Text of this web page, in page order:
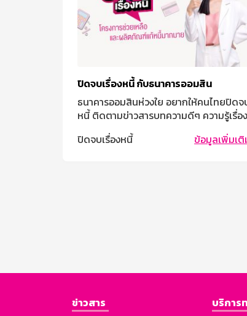
ปิดจบเรื่องหนี้ กับธนาคารออมสิน
ธนาคารออมสินห่วงใย อยากให้คนไทยปิดจ
หนี้ ติดตามข่าวสารบทความดีๆ ความรู้เรื่อ
ปิดจบเรื่องหนี้
ข้อมูลเพิ่มเติ
ข่าวสาร
บริการ